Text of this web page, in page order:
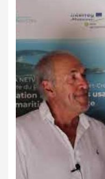
Le Parc national
Reportage de